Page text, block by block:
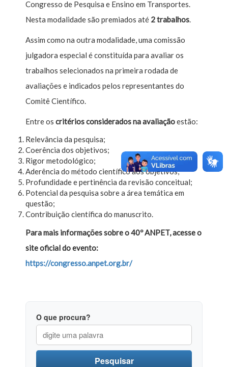
Congresso de Pesquisa e Ensino em Transportes.
Nesta modalidade são premiados até 2 trabalhos.
Assim como na outra modalidade, uma comissão
julgadora especial é constituída para avaliar os
trabalhos selecionados na primeira rodada de
avaliações e indicados pelos representantes do
Comitê Científico.
Entre os critériosconsiderados na avaliaçãoestão:
Relevância da pesquisa;
Coerência dos objetivos;
Rigor metodológico;
Aderência do método científico aos objetivos;
Profundidade e pertinência da revisão conceitual;
Potencial da pesquisa sobre a área temática em
questão;
Contribuição científica do manuscrito.
Para mais informações sobre o 40º ANPET, acesse o
site oficial do evento:
https://congresso.anpet.org.br/
O que procura?
Pesquisar